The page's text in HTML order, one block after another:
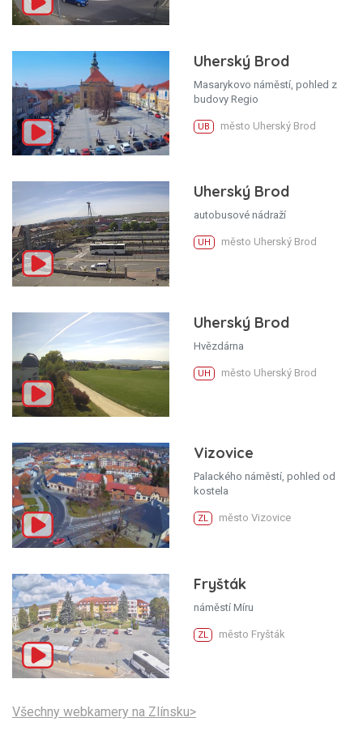
Uherský Brod
Masarykovo náměstí, pohled z
budovy Regio
UB město Uherský Brod
Uherský Brod
autobusové nádraží
UH město Uherský Brod
Uherský Brod
Hvězdárna
UH město Uherský Brod
Vizovice
Palackého náměstí, pohled od
kostela
ZL město Vizovice
Fryšták
náměstí Míru
ZL město Fryšták
Všechny webkamery na Zlínsku>